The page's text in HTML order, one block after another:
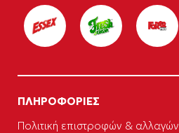
ΠΛΗΡΟΦΟΡΙΕΣ
Πολιτική επιστροφών & αλλαγών